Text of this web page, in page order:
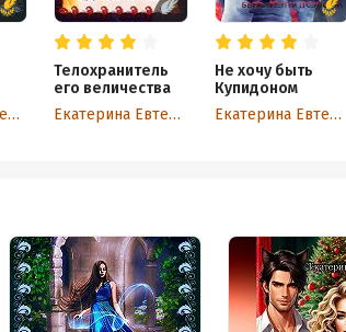
Екатерина Евтеева
Телохранитель
его величества
Екатерина Евтеева
Не хочу быть
Купидоном
Екатерина Евтеева